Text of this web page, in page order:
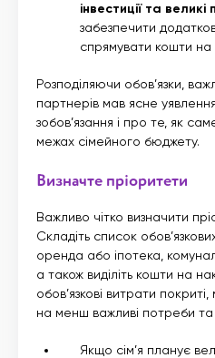
інвестиції та великі
забезпечити
спрямувати кошти на
Розподіляючи обов’язки,
партнерів мав ясне
зобов’язання і про те, як
межах сімейного бюджету.
Визначте пріоритети
Важливо чітко визначити
Складіть список
оренда або іпотека,
а також виділіть кошти на
обов’язкові витрати
на менш важливі потреби та
Якщо сім’я планує